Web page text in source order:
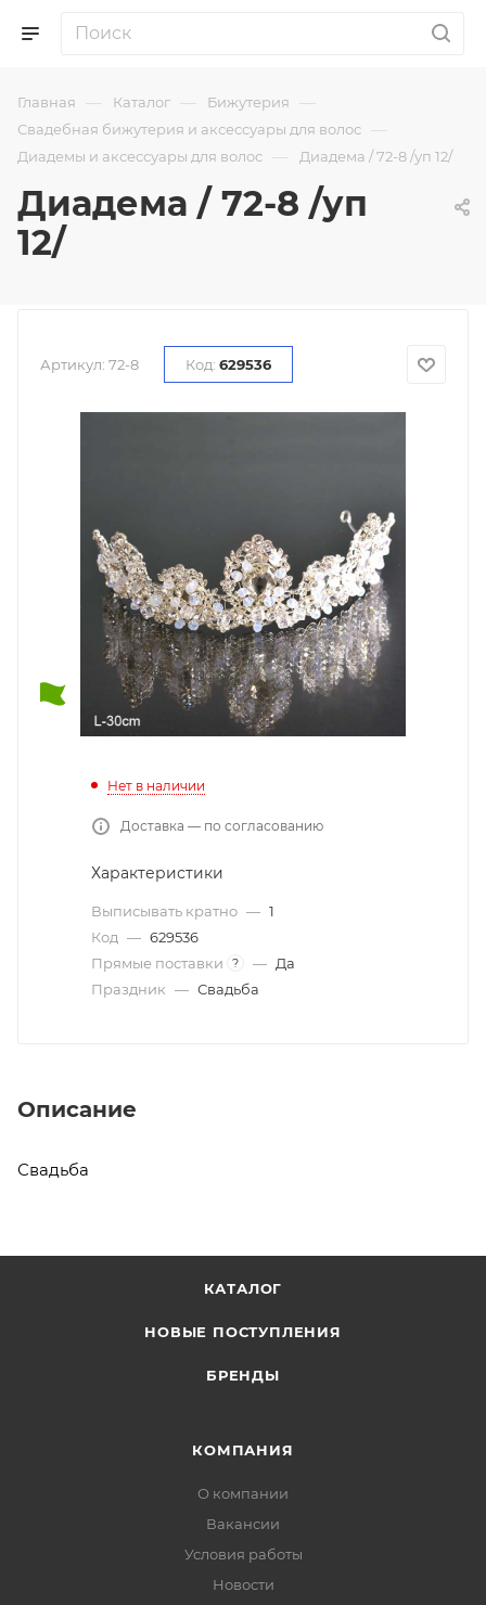
Главная — Каталог — Бижутерия —
Свадебная бижутерия и аксессуары для волос —
Диадемы и аксессуары для волос — Диадема / 72-8 /уп 12/
Диадема / 72-8 /уп
12/
Артикул: 72-8 Код: 629536
Нет в наличии
Доставка — по согласованию
Характеристики
Выписывать кратно — 1
Код — 629536
Прямые поставки
? — Да
Праздник — Свадьба
Описание
Свадьба
КАТАЛОГ
НОВЫЕ ПОСТУПЛЕНИЯ
БРЕНДЫ
КОМПАНИЯ
О компании
Вакансии
Условия работы
Новости